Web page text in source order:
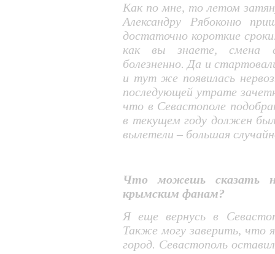
Как по мне, то летом
Александру Рябоконю
достаточно короткие
как вы знаете, смена
болезненно. Да и
и тут же появилась
последующей утрате
что в Севастополе
в текущем году должен
вылетели – большая
Что можешь сказать
крымским фанам?
Я еще вернусь в
Также могу заверить, что
город. Севастополь